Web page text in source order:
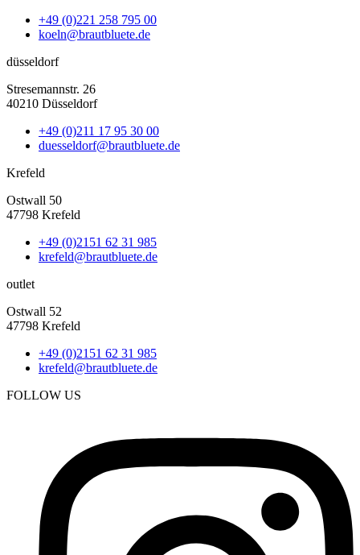
+49 (0)221 258 795 00
koeln@brautbluete.de
düsseldorf
Stresemannstr. 26
40210 Düsseldorf
+49 (0)211 17 95 30 00
duesseldorf@brautbluete.de
Krefeld
Ostwall 50
47798 Krefeld
+49 (0)2151 62 31 985
krefeld@brautbluete.de
outlet
Ostwall 52
47798 Krefeld
+49 (0)2151 62 31 985
krefeld@brautbluete.de
FOLLOW US